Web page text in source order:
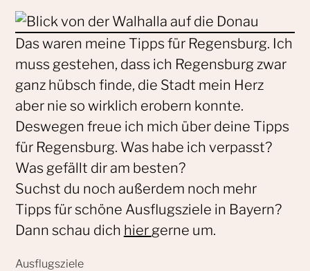
Das waren meine Tipps für Regensburg. Ich
muss gestehen, dass ich Regensburg zwar
ganz hübsch finde, die Stadt mein Herz
aber nie so wirklich erobern konnte.
Deswegen freue ich mich über deine Tipps
für Regensburg. Was habe ich verpasst?
Was gefällt dir am besten?
Suchst du noch außerdem noch mehr
Tipps für schöne Ausflugsziele in Bayern?
Dann schau dich hiergerne um.